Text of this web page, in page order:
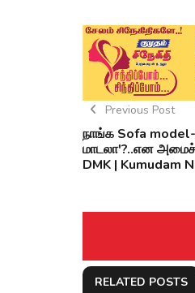
Previous Post
நாங்க Sofa
மாடலா'?..என
DMK | Kumudam
RELATED POSTS